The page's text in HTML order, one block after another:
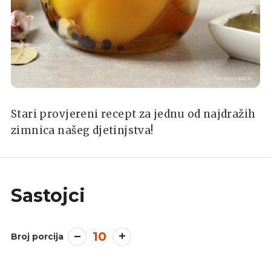
Shutterstock
Stari provjereni recept za jednu od najdražih
zimnica našeg djetinjstva!
Sastojci
Broj porcija 10